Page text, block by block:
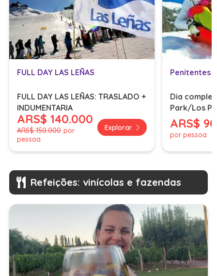
FULL DAY LAS LEÑAS
FULL DAY LAS LEÑAS: TRASLADO +
INDUMENTARIA
ARS$ 140.000
ARS$ 150.000 por
pessoa
Explorar
Dia
Park/Los
traslado,
ARS$
por pessoa
Refeições: vinícolas e fazendas